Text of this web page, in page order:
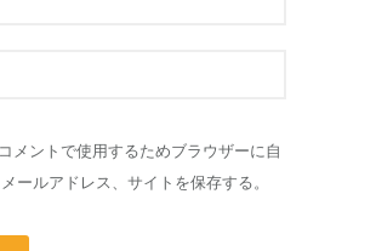
メントで使用するためブラウザーに自
ールアドレス、サイトを保存する。